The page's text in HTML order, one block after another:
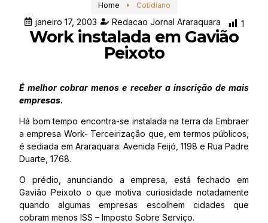
Home Cotidiano
janeiro 17, 2003 Redacao Jornal Araraquara 1
Work instalada em Gavião
Peixoto
É melhor cobrar menos e receber a inscrição de mais
empresas.
Há bom tempo encontra-se instalada na terra da Embraer
a empresa Work- Terceirização que, em termos públicos,
é sediada em Araraquara: Avenida Feijó, 1198 e Rua Padre
Duarte, 1768.
O prédio, anunciando a empresa, está fechado em
Gavião Peixoto o que motiva curiosidade notadamente
quando algumas empresas escolhem cidades que
cobram menos ISS – Imposto Sobre Serviço.